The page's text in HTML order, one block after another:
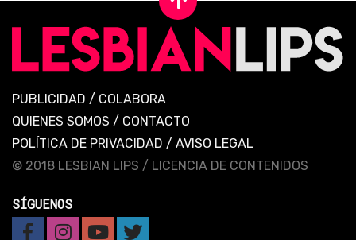
PUBLICIDAD / COLABORA
QUIENES SOMOS / CONTACTO
POLÍTICA DE PRIVACIDAD / AVISO LEGAL
© 2018 LESBIAN LIPS / LICENCIA DE CONTENIDOS
SÍGUENOS